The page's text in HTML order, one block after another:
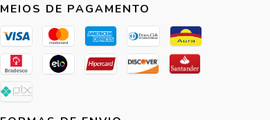
MEIOS DE PAGAMENTO